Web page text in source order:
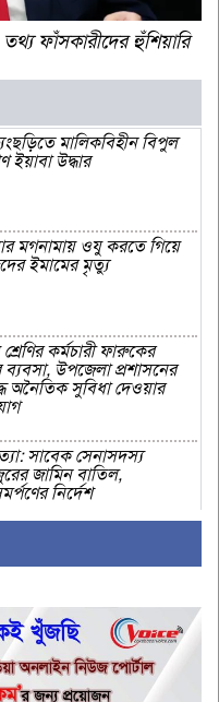
তথ্য ফাঁসকারীদের হুঁশিয়ারি
মালিকবিহীন বিপুল
ইয়াবা উদ্ধার
মগনামায় ওযু করতে গিয়ে
ইমামের মৃত্যু
কর্মচারী ফারুকের
ব্যবসা, উপজেলা প্রশাসনের
অনৈতিক সুবিধা দেওয়ার
সাবেক সেনাসদস্য
জামিন বাতিল,
নির্দেশ
অস্ত্রভান্ডারের দাবি ট্রাম্পের,
হুঁশিয়ারি